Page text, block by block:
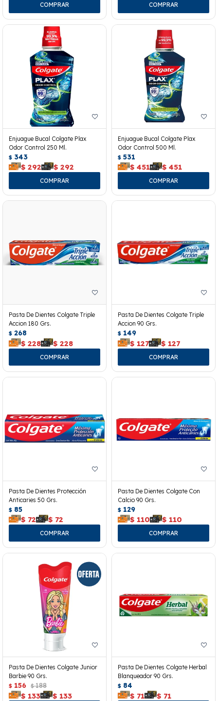
Enjuague Bucal Colgate Plax
Odor Control 250 Ml.
$ 343
$ 292 $ 292
Enjuague Bucal Colgate Plax
Odor Control 500 Ml.
$ 531
$ 451 $ 451
Pasta De Dientes Colgate Triple
Accion 180 Grs.
$ 268
$ 228 $ 228
Pasta De Dientes Colgate Triple
Accion 90 Grs.
$ 149
$ 127 $ 127
Pasta De Dientes Protección
Anticaries 50 Grs.
$ 85
$ 72 $ 72
Pasta De Dientes Colgate Con
Calcio 90 Grs.
$ 129
$ 110 $ 110
Pasta De Dientes Colgate Junior
Barbie 90 Grs.
$ 156 $ 188
$ 133 $ 133
Pasta De Dientes Colgate Herbal
Blanqueador 90 Grs.
$ 84
$ 71 $ 71